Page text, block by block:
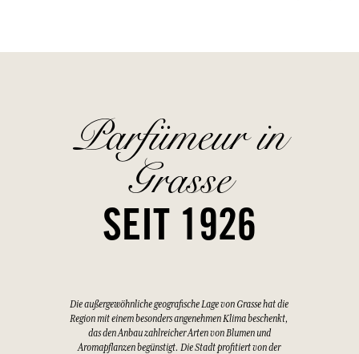
Parfümeur in
Grasse
SEIT 1926
Die außergewöhnliche geografische Lage von Grasse hat die
Region mit einem besonders angenehmen Klima beschenkt,
das den Anbau zahlreicher Arten von Blumen und
Aromapflanzen begünstigt. Die Stadt profitiert von der